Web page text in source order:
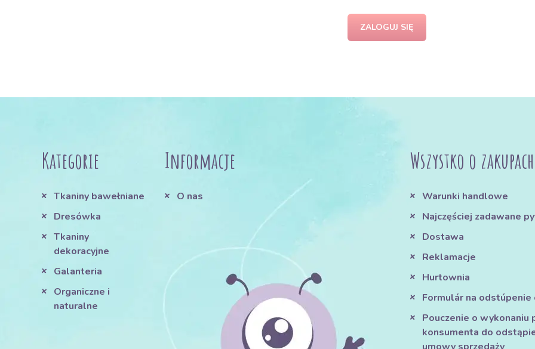
ZALOGUJ SIĘ
Kategorie
Tkaniny bawełniane
Dresówka
Tkaniny
dekoracyjne
Galanteria
Organiczne i
naturalne
Informacje
O nas
Wszystko o zakupach
Warunki handlowe
Najczęściej zadawane
Dostawa
Reklamacje
Hurtownia
Formulár na odstúpenie
Pouczenie o wykonaniu
konsumenta do